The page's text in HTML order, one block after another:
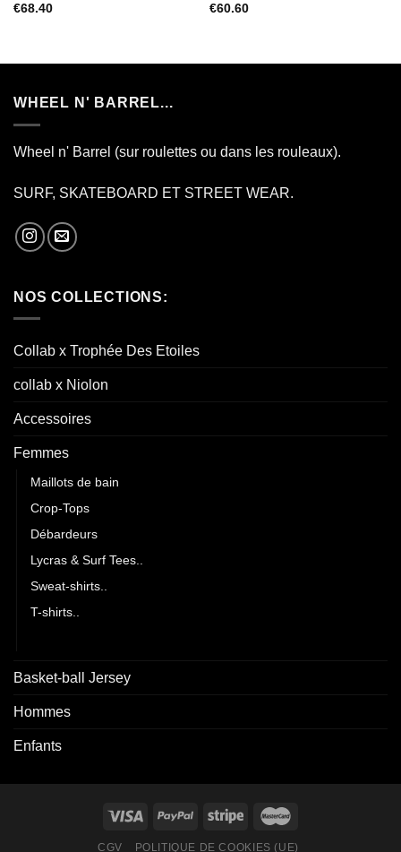
€68.40
€60.60
WHEEL N' BARREL...
Wheel n' Barrel (sur roulettes ou dans les rouleaux).
SURF, SKATEBOARD ET STREET WEAR.
NOS COLLECTIONS:
Collab x Trophée Des Etoiles
collab x Niolon
Accessoires
Femmes
Maillots de bain
Crop-Tops
Débardeurs
Lycras & Surf Tees..
Sweat-shirts..
T-shirts..
Basket-ball Jersey
Hommes
Enfants
CGV POLITIQUE DE COOKIES (UE)